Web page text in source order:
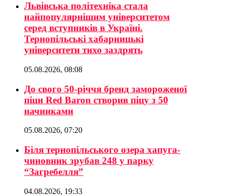
Львівська політехніка стала
найпопулярнішим університетом
серед вступників в Україні.
Тернопільські хабарницькі
університети тихо заздрять
05.08.2026, 08:08
До свого 50-річчя бренд замороженої
піци Red Baron створив піцу з 50
начинками
05.08.2026, 07:20
Біля тернопільського озера хапуга-
чиновник зрубав 248 у парку
“Загребелля”
04.08.2026, 19:33